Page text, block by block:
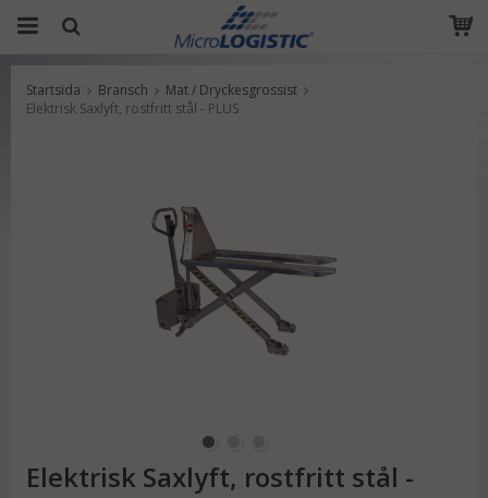
Produkten har blivit tillagd i varukorgen
Startsida Bransch
Mat / Dryckesgrossist
Elektrisk Saxlyft, rostfritt stål - PLUS
Elektrisk Saxlyft, rostfritt stål -